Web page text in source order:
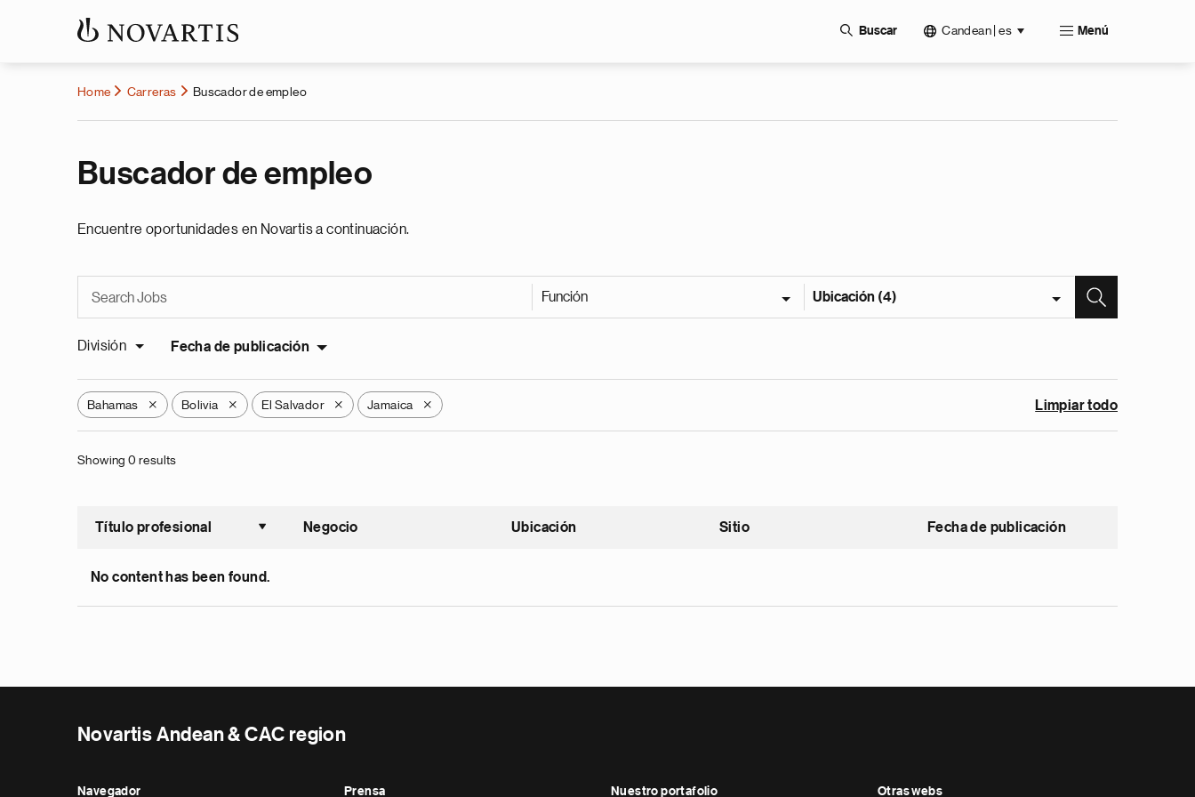
Buscar Candean | es Menú
Home Carreras Buscador de empleo
Buscador de empleo
Encuentre oportunidades en Novartis a continuación.
Función Ubicación (4)
División Fecha de publicación
Bahamas X Bolivia X El Salvador X Jamaica X Limpiar todo
Showing 0 results
Título profesional
Ordenar ascendente
Negocio Ubicación Sitio Fecha de publicación
No content has been found.
Novartis Andean & CAC region
Navegador Prensa Nuestro portafolio Otras webs